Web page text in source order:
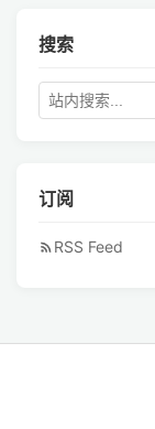
搜索
订阅
RSS Feed